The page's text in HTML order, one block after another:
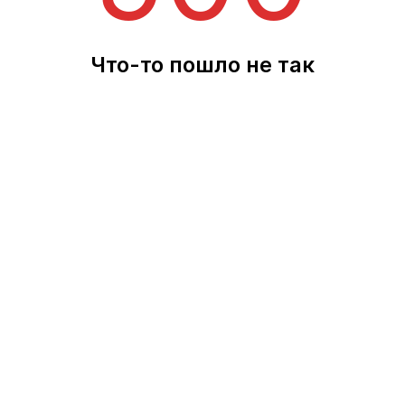
Что-то пошло не так